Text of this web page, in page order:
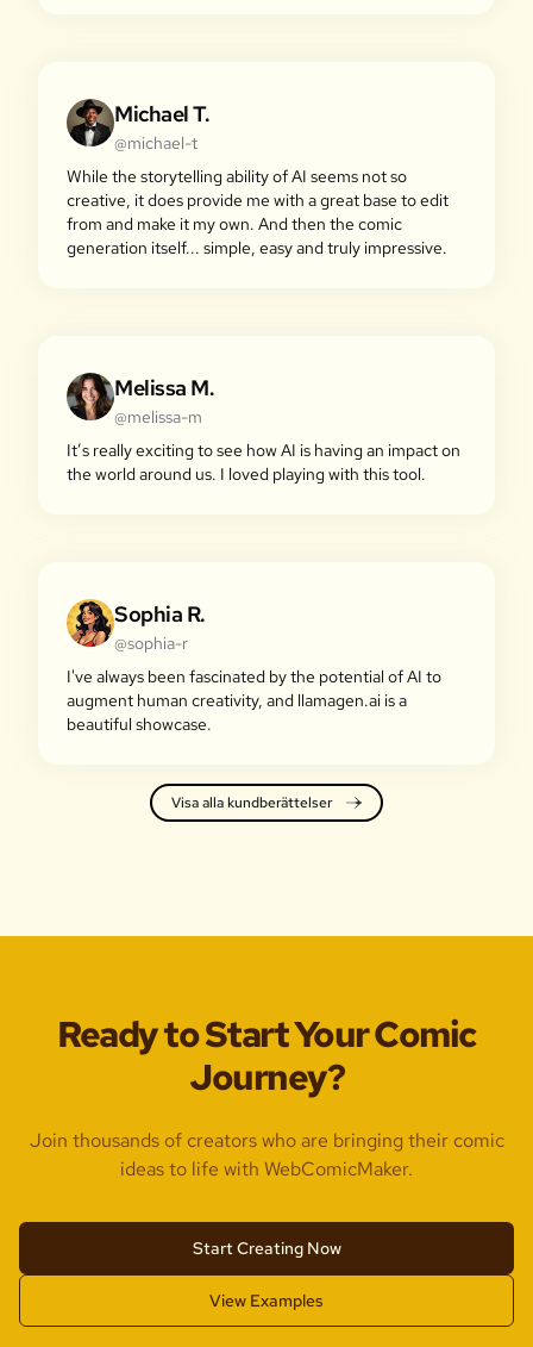
Michael T.
@michael-t
While the storytelling ability of AI seems not so
creative, it does provide me with a great base to edit
from and make it my own. And then the comic
generation itself... simple, easy and truly impressive.
Melissa M.
@melissa-m
It’s really exciting to see how AI is having an impact on
the world around us. I loved playing with this tool.
Sophia R.
@sophia-r
I've always been fascinated by the potential of AI to
augment human creativity, and llamagen.ai is a
beautiful showcase.
Visa alla kundberättelser
Ready to Start Your Comic
Journey?
Join thousands of creators who are bringing their comic
ideas to life with WebComicMaker.
Start Creating Now
View Examples